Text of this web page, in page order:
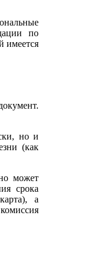
по
имеется
но и
(как
может
срока
а